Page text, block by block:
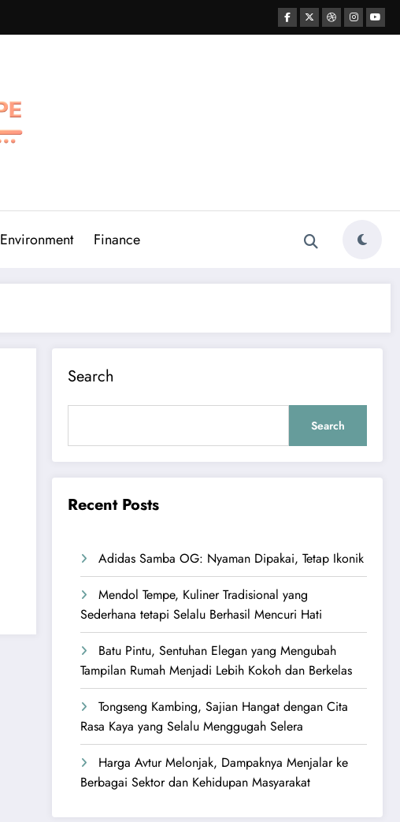
Environment Finance
Search
Search
Recent Posts
Adidas Samba OG: Nyaman Dipakai, Tetap Ikonik
Mendol Tempe, Kuliner Tradisional yang
Sederhana tetapi Selalu Berhasil Mencuri Hati
Batu Pintu, Sentuhan Elegan yang Mengubah
Tampilan Rumah Menjadi Lebih Kokoh dan Berkelas
Tongseng Kambing, Sajian Hangat dengan Cita
Rasa Kaya yang Selalu Menggugah Selera
Harga Avtur Melonjak, Dampaknya Menjalar ke
Berbagai Sektor dan Kehidupan Masyarakat